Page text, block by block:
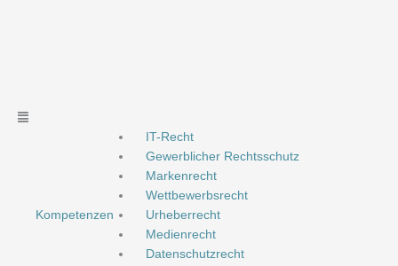
Main
Kompetenzen
IT-Recht
Gewerblicher Rechtsschutz
Markenrecht
Wettbewerbsrecht
Urheberrecht
Medienrecht
Datenschutzrecht